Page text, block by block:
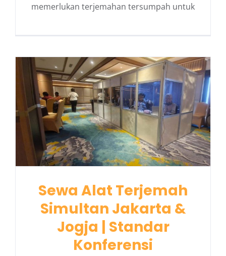
memerlukan terjemahan tersumpah untuk
Sewa Alat Terjemah
Simultan Jakarta &
Jogja | Standar
Konferensi